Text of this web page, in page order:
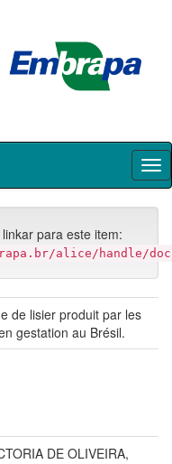
para este item:
alice/handle/doc/
de lisier produit par les
gestation au Brésil.
DE OLIVEIRA,